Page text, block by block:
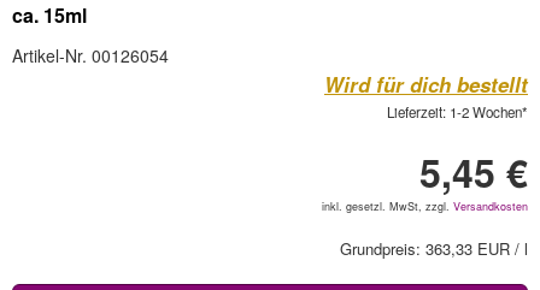
ca. 15ml
Artikel-Nr. 00126054
Wird für dich bestellt
Lieferzeit: 1-2 Wochen*
5,45 €
inkl. gesetzl. MwSt, zzgl. Versandkosten
Grundpreis: 363,33 EUR / l